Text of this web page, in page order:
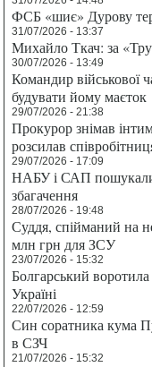
ФСБ «шиє» Дурову
31/07/2026 - 13:37
Михайло Ткач: за
30/07/2026 - 13:49
Командир військової
будувати йому маєток
29/07/2026 - 21:38
Прокурор знімав
розсилав
29/07/2026 - 17:09
НАБУ і САП пошукали
збагачення
28/07/2026 - 19:48
Суддя, спійманий на
млн грн для ЗСУ
23/07/2026 - 15:32
Болгарський воротила
Україні
22/07/2026 - 12:59
Син соратника кума
в СЗЧ
21/07/2026 - 15:32